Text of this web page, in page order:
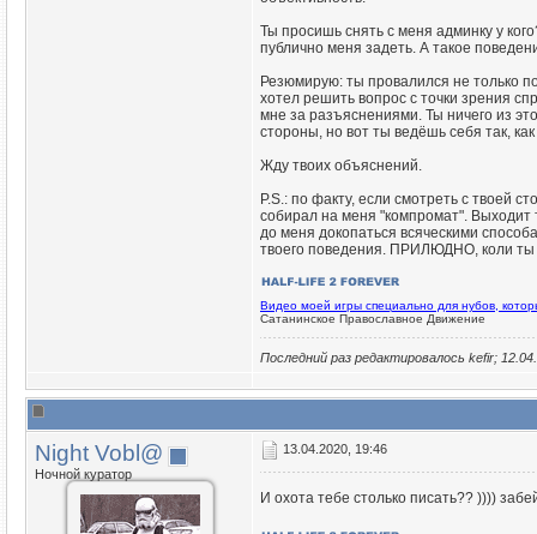
Ты просишь снять с меня админку у
публично меня задеть. А такое
Резюмирую: ты провалился не только
хотел решить вопрос с точки зрения
мне за разъяснениями. Ты ничего из
стороны, но вот ты ведёшь себя так,
Жду твоих объяснений.
P.S.: по факту, если смотреть с твоей
собирал на меня "компромат". Выходит
до меня докопаться всяческими
твоего поведения. ПРИЛЮДНО, коли ты
Видео моей игры специально для нубов,
Сатанинское Православное Движение
Последний раз редактировалось kefir;
Night Vobl@
Ночной куратор
13.04.2020, 19:46
И охота тебе столько писать?? ))))